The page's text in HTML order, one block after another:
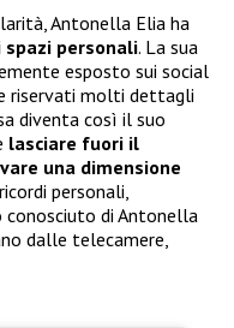
Antonella Elia ha
personali. La sua
esposto sui social
riservati molti dettagli
diventa così il suo
lasciare fuori il
una dimensione
personali,
conosciuto di Antonella
dalle telecamere,